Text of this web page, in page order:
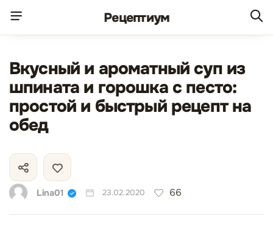
Рецептиум
Вкусный и ароматный суп из
шпината и горошка с песто:
простой и быстрый рецепт на
обед
Lina01 23.02.2020 66